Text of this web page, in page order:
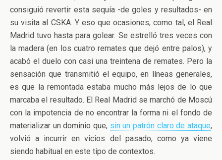
consiguió revertir esta sequía -de goles y resultados- en
su visita al CSKA. Y eso que ocasiones, como tal, el Real
Madrid tuvo hasta para golear. Se estrelló tres veces con
la madera (en los cuatro remates que dejó entre palos), y
acabó el duelo con casi una treintena de remates. Pero la
sensación que transmitió el equipo, en líneas generales,
es que la remontada estaba mucho más lejos de lo que
marcaba el resultado. El Real Madrid se marchó de Moscú
con la impotencia de no encontrar la forma ni el fondo de
materializar un dominio que, sin un patrón claro de ataque,
volvió a incurrir en vicios del pasado, como ya viene
siendo habitual en este tipo de contextos.